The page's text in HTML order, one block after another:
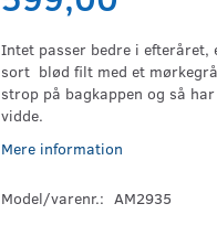
Intet passer bedre i efteråret,
sort blød filt med et
strop på bagkappen og så
vidde.
Mere information
Model/varenr.: AM2935